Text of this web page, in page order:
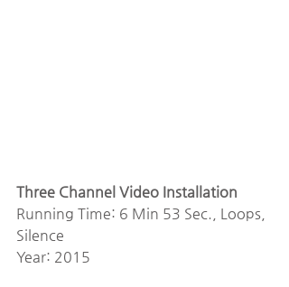
Three Channel Video Installation
Running Time: 6 Min 53 Sec., Loops,
Silence
Year: 2015